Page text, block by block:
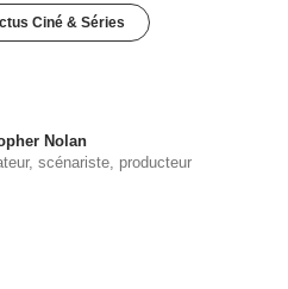
Ciné & Séries
Nolan
scénariste, producteur